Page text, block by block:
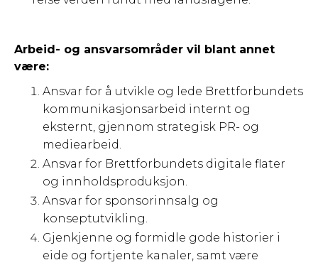
Arbeid- og ansvarsområder vil blant annet
være:
Ansvar for å utvikle og lede Brettforbundets
kommunikasjonsarbeid internt og
eksternt, gjennom strategisk PR- og
mediearbeid.
Ansvar for Brettforbundets digitale flater
og innholdsproduksjon.
Ansvar for sponsorinnsalg og
konseptutvikling.
Gjenkjenne og formidle gode historier i
eide og fortjente kanaler, samt være